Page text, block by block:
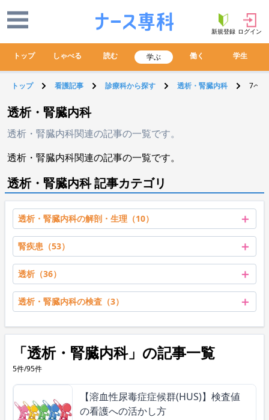
新規登録 ログイン
トップ しゃべる 読む 学ぶ 働く 学生
トップ 看護記事 診療科から探す 透析・腎臓内科 7ペ
透析・腎臓内科
透析・腎臓内科関連の記事の一覧です。
透析・腎臓内科関連の記事の一覧です。
透析・腎臓内科 記事カテゴリ
透析・腎臓内科の解剖・生理（10） ＋
腎疾患（53） ＋
透析（36） ＋
透析・腎臓内科の検査（3） ＋
「透析・腎臓内科」の記事一覧
5件/95件
【溶血性尿毒症症候群(HUS)】検査値
の看護への活かし方